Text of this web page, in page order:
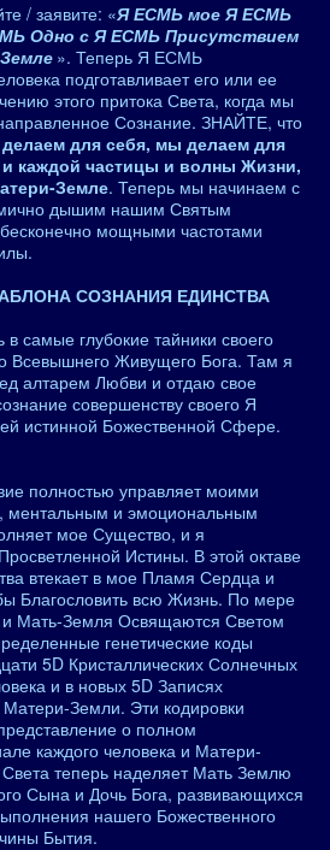
/ заявите: «Я ЕСМЬ мое Я ЕСМЬ
Одно с Я ЕСМЬ Присутствием
». Теперь Я ЕСМЬ
подготавливает его или ее
этого притока Света, когда мы
Сознание. ЗНАЙТЕ, что
для себя, мы делаем для
каждой частицы и волны Жизни,
Земле. Теперь мы начинаем с
дышим нашим Святым
мощными частотами
СОЗНАНИЯ ЕДИНСТВА
самые глубокие тайники своего
Всевышнего Живущего Бога. Там я
алтарем Любви и отдаю свое
совершенству своего Я
истинной Божественной Сфере.
полностью управляет моими
и эмоциональным
мое Существо, и я
Истины. В этой октаве
втекает в мое Пламя Сердца и
Благословить всю Жизнь. По мере
и Мать-Земля Освящаются Светом
генетические коды
5D Кристаллических Солнечных
и в новых 5D Записях
Земли. Эти кодировки
о полном
каждого человека и Матери-
теперь наделяет Мать Землю
Сына и Дочь Бога, развивающихся
нашего Божественного
Бытия.